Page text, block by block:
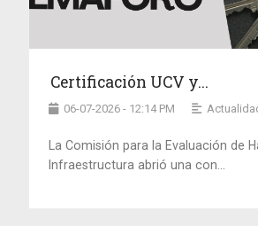
Certificación UCV y...
06-07-2026 - 12:14 PM
La Comisión para la Evaluación de
Infraestructura abrió una con...